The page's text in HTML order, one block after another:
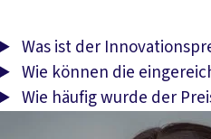
Was ist der
Wie können die
Wie häufig wurde der